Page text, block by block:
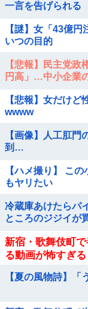
一言を告げられる
【謎】女「43億
いつの目的
【悲報】民主党
円高」…中小企業
【悲報】女だけど
wwww
【画像】人工肛
到…
【ハメ撮り】 こ
もヤリたい
冷蔵庫あけたらパ
ところのジジイが
新宿・歌舞伎町
る動画が怖すぎ
【夏の風物詩】